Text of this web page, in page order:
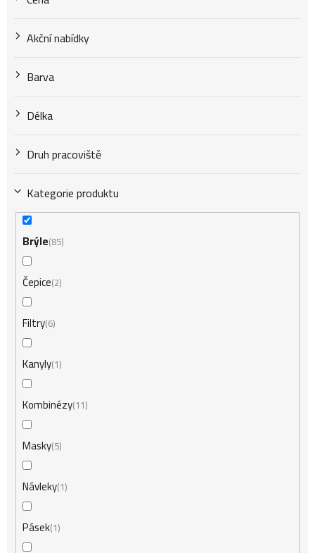
d
u
k
t
Akční nabídky
Barva
Délka
Druh pracoviště
Kategorie produktu
Brýle 85
Čepice 2
Filtry 6
Kanyly 1
Kombinézy 11
Masky 5
Návleky 1
Pásek 1